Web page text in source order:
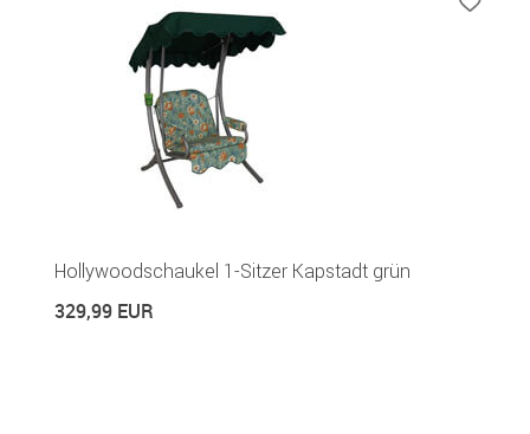
Hollywoodschaukel 1-Sitzer Kapstadt grün
329,99 EUR